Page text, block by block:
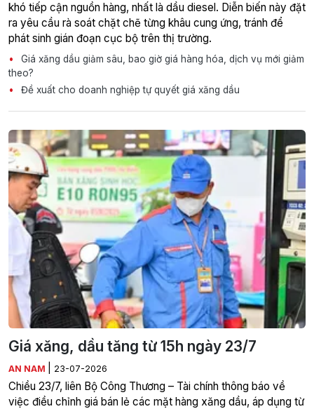
khó tiếp cận nguồn hàng, nhất là dầu diesel. Diễn biến này đặt
ra yêu cầu rà soát chặt chẽ từng khâu cung ứng, tránh để
phát sinh gián đoạn cục bộ trên thị trường.
Giá xăng dầu giảm sâu, bao giờ giá hàng hóa, dịch vụ mới giảm
theo?
Đề xuất cho doanh nghiệp tự quyết giá xăng dầu
Giá xăng, dầu tăng từ 15h ngày 23/7
AN NAM 23-07-2026
Chiều 23/7, liên Bộ Công Thương – Tài chính thông báo về
việc điều chỉnh giá bán lẻ các mặt hàng xăng dầu, áp dụng từ